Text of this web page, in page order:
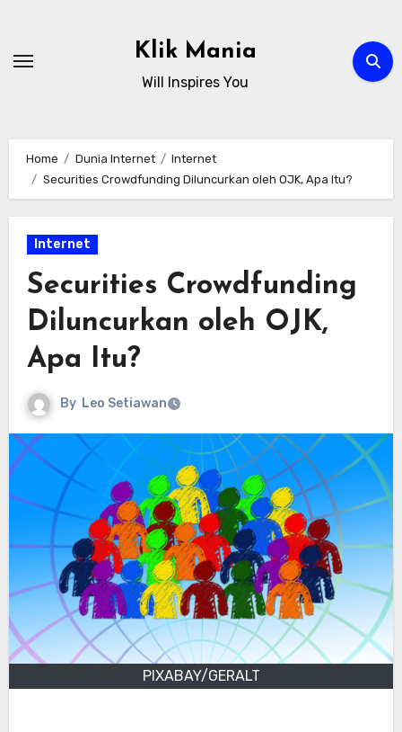
content
Klik Mania
Will Inspires You
Home Dunia Internet
Internet
Securities Crowdfunding Diluncurkan oleh OJK, Apa Itu?
Internet
Securities Crowdfunding
Diluncurkan oleh OJK,
Apa Itu?
By Leo Setiawan
PIXABAY/GERALT